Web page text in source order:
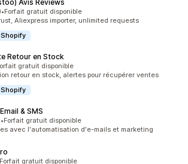
Avis Reviews
5
total
•Forfait gratuit disponible
Aliexpress importer, unlimited requests
Retour en Stock
5 gratuit disponible
retour en stock, alertes pour récupérer ventes
& SMS
5
total
•Forfait gratuit disponible
avec l'automatisation d'e-mails et marketing
5
Forfait gratuit disponible